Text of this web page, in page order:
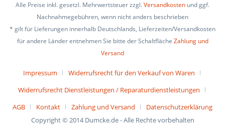
Alle Preise inkl. gesetzl. Mehrwertsteuer zzgl.Versandkosten und ggf.
Nachnahmegebühren, wenn nicht anders beschrieben
* gilt für Lieferungen innerhalb Deutschlands, Lieferzeiten/Versandkosten
für andere Länder entnehmen Sie bitte der Schaltfläche Zahlung und
Versand
Impressum
Widerrufsrecht für den Verkauf von Waren
Widerrufsrecht Dienstleistungen / Reparaturdienstleistungen
AGB
Kontakt Zahlung und Versand
Datenschutzerklärung
Copyright © 2014 Dumcke.de - Alle Rechte vorbehalten